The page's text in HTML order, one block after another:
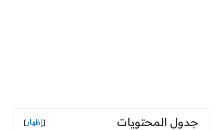
جدول المحتويات [إظهار]